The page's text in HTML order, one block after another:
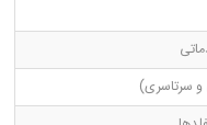
سرتاسری)